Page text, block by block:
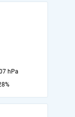
hPa